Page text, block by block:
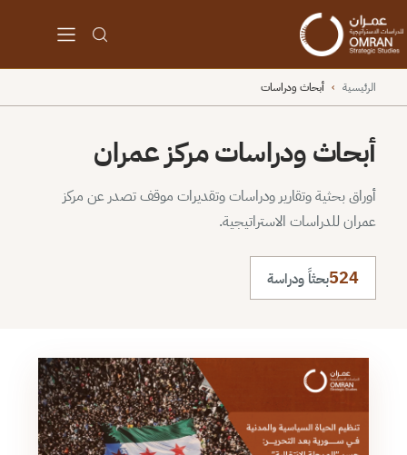
الرئيسية › أبحاث ودراسات
أبحاث ودراسات مركز عمران
أوراق بحثية وتقارير ودراسات وتقديرات موقف تصدر عن مركز
عمران للدراسات الاستراتيجية.
524بحثاً ودراسة